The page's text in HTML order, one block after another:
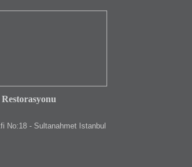
- Sultanahmet Istanbul